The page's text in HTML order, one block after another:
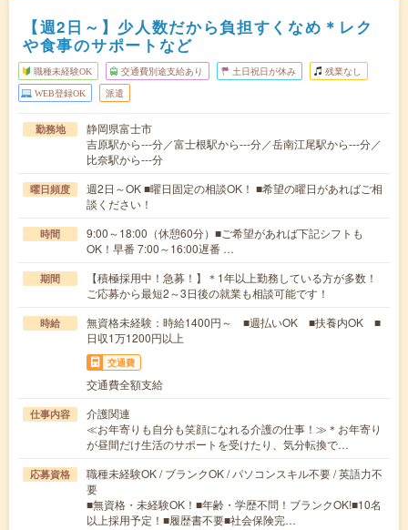
【週2日～】少人数だから負担すくなめ＊レク
や食事のサポートなど
職種未経験OK 交通費別途支給あり 土日祝日が休み 残業なし
WEB登録OK 派遣
勤務地
静岡県富士市
吉原駅から---分／富士根駅から---分／岳南江尾駅から---分／
比奈駅から---分
曜日頻度
週2日～OK ■曜日固定の相談OK！ ■希望の曜日があればご相
談ください！
時間
9:00～18:00（休憩60分）■ご希望があれば下記シフトも
OK！早番 7:00～16:00遅番 …
期間
【積極採用中！急募！】＊1年以上勤務している方が多数！
ご応募から最短2～3日後の就業も相談可能です！
時給
無資格未経験：時給1400円～ ■週払いOK ■扶養内OK ■
日収1万1200円以上
交通費
交通費全額支給
仕事内容
介護関連
≪お年寄りも自分も笑顔になれる介護の仕事！≫＊お年寄り
が昼間だけ生活のサポートを受けたり、気分転換で…
応募資格
職種未経験OK / ブランクOK / パソコンスキル不要 / 英語力不
要
■無資格・未経験OK！■年齢・学歴不問！ブランクOK!■10名
以上採用予定！■履歴書不要■社会保険完…